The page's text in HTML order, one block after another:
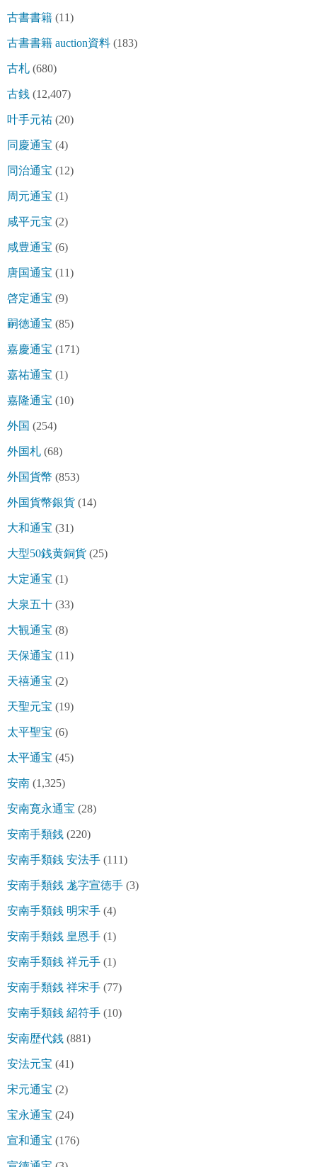
古書書籍 (11)
古書書籍 auction資料 (183)
古札 (680)
古銭 (12,407)
叶手元祐 (20)
同慶通宝 (4)
同治通宝 (12)
周元通宝 (1)
咸平元宝 (2)
咸豊通宝 (6)
唐国通宝 (11)
啓定通宝 (9)
嗣徳通宝 (85)
嘉慶通宝 (171)
嘉祐通宝 (1)
嘉隆通宝 (10)
外国 (254)
外国札 (68)
外国貨幣 (853)
外国貨幣銀貨 (14)
大和通宝 (31)
大型50銭黄銅貨 (25)
大定通宝 (1)
大泉五十 (33)
大観通宝 (8)
天保通宝 (11)
天禧通宝 (2)
天聖元宝 (19)
太平聖宝 (6)
太平通宝 (45)
安南 (1,325)
安南寛永通宝 (28)
安南手類銭 (220)
安南手類銭 安法手 (111)
安南手類銭 尨字宣徳手 (3)
安南手類銭 明宋手 (4)
安南手類銭 皇恩手 (1)
安南手類銭 祥元手 (1)
安南手類銭 祥宋手 (77)
安南手類銭 紹符手 (10)
安南歴代銭 (881)
安法元宝 (41)
宋元通宝 (2)
宝永通宝 (24)
宣和通宝 (176)